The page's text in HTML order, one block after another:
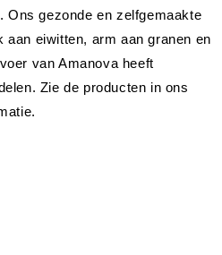
gezonde en zelfgemaakte
eiwitten, arm aan granen en
van Amanova heeft
Zie de producten in ons